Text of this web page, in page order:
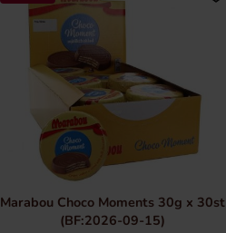
Marabou Choco Moments 30g x 30st
(BF:2026-09-15)